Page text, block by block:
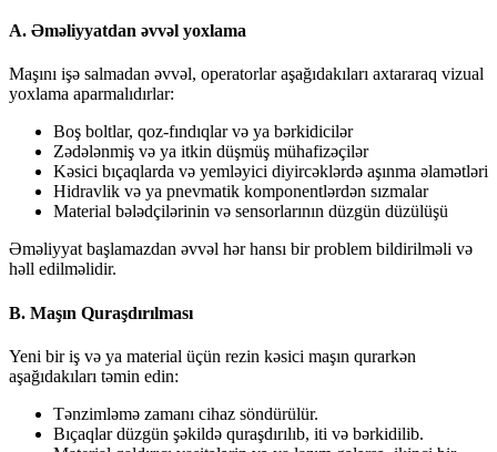
A. Əməliyyatdan əvvəl yoxlama
Maşını işə salmadan əvvəl, operatorlar aşağıdakıları axtararaq vizual
yoxlama aparmalıdırlar:
Boş boltlar, qoz-fındıqlar və ya bərkidicilər
Zədələnmiş və ya itkin düşmüş mühafizəçilər
Kəsici bıçaqlarda və yemləyici diyircəklərdə aşınma əlamətləri
Hidravlik və ya pnevmatik komponentlərdən sızmalar
Material bələdçilərinin və sensorlarının düzgün düzülüşü
Əməliyyat başlamazdan əvvəl hər hansı bir problem bildirilməli və
həll edilməlidir.
B. Maşın Quraşdırılması
Yeni bir iş və ya material üçün rezin kəsici maşın qurarkən
aşağıdakıları təmin edin:
Tənzimləmə zamanı cihaz söndürülür.
Bıçaqlar düzgün şəkildə quraşdırılıb, iti və bərkidilib.